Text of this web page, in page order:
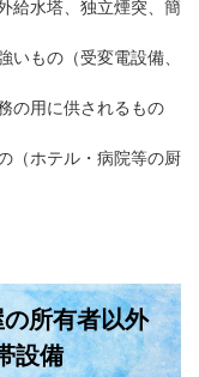
給水塔、独立煙突、簡
いもの（受変電設備、
の用に供されるもの
（ホテル・病院等の厨
所有者以外
設備